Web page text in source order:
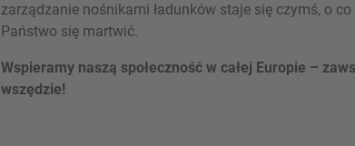
zarządzanie nośnikami ładunków staje się czymś, o
Państwo się martwić.
Wspieramy naszą społeczność w całej Europie –
wszędzie!